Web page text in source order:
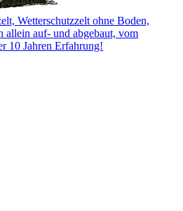
Wetterschutzzelt ohne Boden,
allein auf- und abgebaut, vom
10 Jahren Erfahrung!